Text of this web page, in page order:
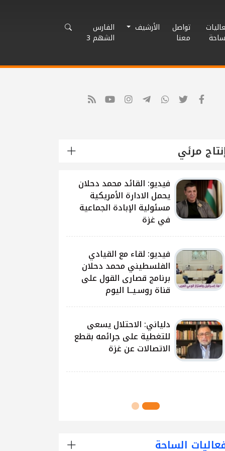
تواصل
معنا
الأرشيف الفارس
الشهم 3
مرئي
شاهد: لقاء القيادي
الفلسطيني محمد دحلان
حول تطورات الحرب
الاسرائيلية
النيرب: اللجنة الوطنية
للشراكة والتنمية بدأت بتوزيع
آلاف الحقائب على الطلبة
اللجنة الوطنية للشراكة
والتنمية تُنفذ مشروع توزيع
محافظة رفح
الساحة